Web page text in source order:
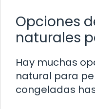
Opciones
naturales
Hay muchas
natural para
congeladas